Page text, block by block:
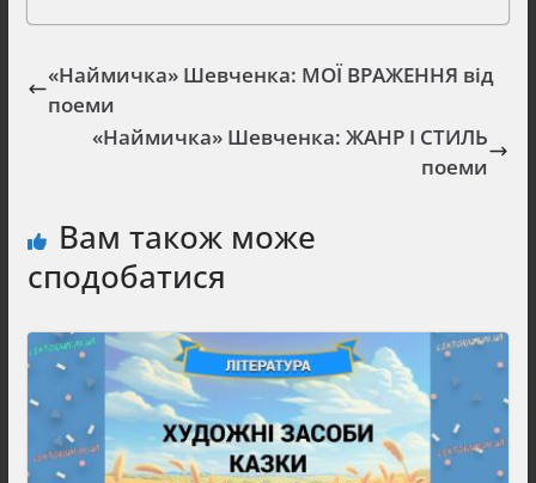
«Наймичка» Шевченка: МОЇ ВРАЖЕННЯ від
поеми
«Наймичка» Шевченка: ЖАНР І СТИЛЬ
поеми
Вам також може
сподобатися